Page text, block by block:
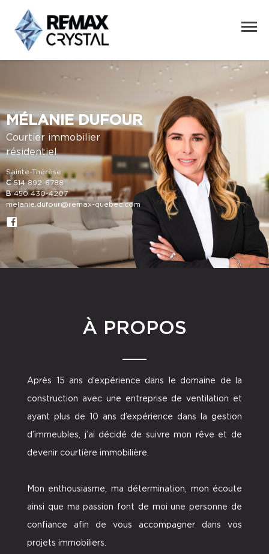
MÉLANIE DUFOUR
Courtier immobilier
résidentiel
Sainte-Thérèse
C 514 892-6788
B 450 430-4207
melanie.dufour@remax-quebec.com
À PROPOS
Après 15 ans d’expérience dans le domaine de la
construction avec une entreprise de ventilation et
ayant plus de 10 ans d’expérience dans la gestion
d’immeubles, j’ai décidé de suivre mon rêve et de
devenir courtière immobilière.
Mon enthousiasme, ma détermination, mon écoute
ainsi que ma passion font de moi une personne de
confiance afin de vous accompagner dans vos
projets immobiliers.